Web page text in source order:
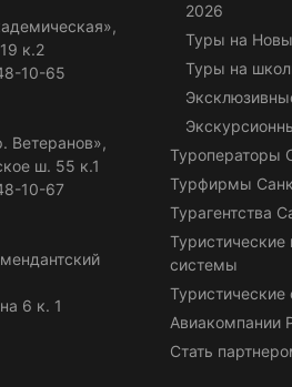
к.2
10-65
Ветеранов»,
ш. 55 к.1
10-67
6 к. 1
2026
Туры на
Туры на
Туроператоры
Турфирмы
Турагентства
системы
Туристические
Авиакомпании
Стать